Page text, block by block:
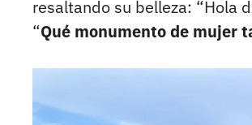
resaltando su belleza: “Hola
“Qué monumento de mujer